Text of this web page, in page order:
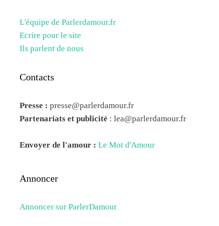
L'équipe de Parlerdamour.fr
Ecrire pour le site
Ils parlent de nous
Contacts
Presse : presse@parlerdamour.fr
Partenariats et publicité : lea@parlerdamour.fr
Envoyer de l'amour : Le Mot d'Amour
Annoncer
Annoncer sur ParlerDamour